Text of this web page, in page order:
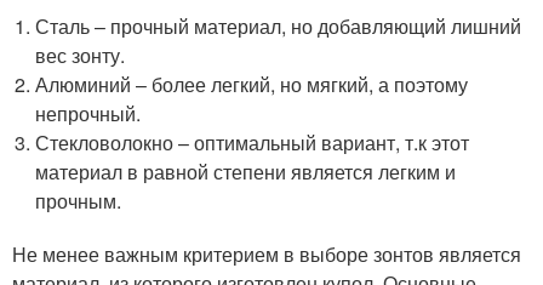
Сталь – прочный материал, но добавляющий лишний
вес зонту.
Алюминий – более легкий, но мягкий, а поэтому
непрочный.
Стекловолокно – оптимальный вариант, т.к этот
материал в равной степени является легким и
прочным.
Не менее важным критерием в выборе зонтов является